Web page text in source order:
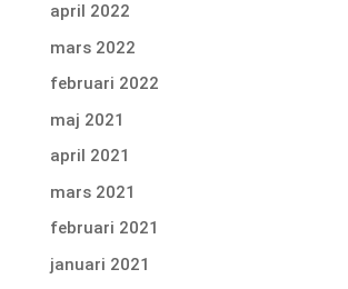
april 2022
mars 2022
februari 2022
maj 2021
april 2021
mars 2021
februari 2021
januari 2021